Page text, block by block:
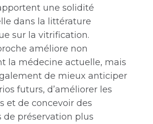
une solidité
dans la littérature
sur la vitrification.
améliore non
la médecine actuelle, mais
de mieux anticiper
futurs, d’améliorer les
et de concevoir des
de préservation plus